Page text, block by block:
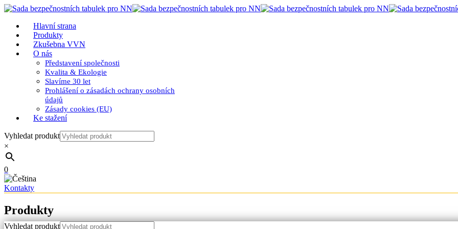
Hlavní strana
Produkty
Zkušebna VVN
O nás
Představení společnosti
Kvalita & Ekologie
Slavíme 30 let
Prohlášení o zásadách ochrany osobních
údajů
Zásady cookies (EU)
Ke stažení
Vyhledat produkt
×
0
Kontakty
Produkty
Vyhledat produkt